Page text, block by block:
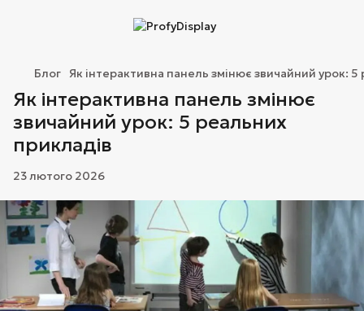
Блог Як інтерактивна панель змінює звичайний урок:
Як інтерактивна панель змінює
звичайний урок: 5 реальних
прикладів
23 лютого 2026